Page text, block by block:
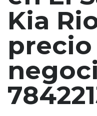
Kia
precio